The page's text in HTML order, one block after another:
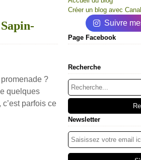
?
quelques
parfois ce
Créer un blog avec
Suivre
Page Facebook
Recherche
Newsletter